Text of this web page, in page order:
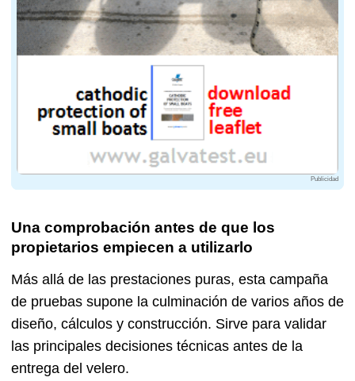
Publicidad
Una comprobación antes de que los
propietarios empiecen a utilizarlo
Más allá de las prestaciones puras, esta campaña
de pruebas supone la culminación de varios años de
diseño, cálculos y construcción. Sirve para validar
las principales decisiones técnicas antes de la
entrega del velero.